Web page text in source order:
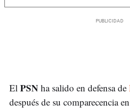
El PSN ha salido en defensa de
después de su comparecencia